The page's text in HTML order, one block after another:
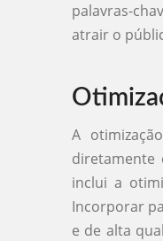
palavras-
atrair o
A
diretamente
inclui a
Incorporar
e de alta